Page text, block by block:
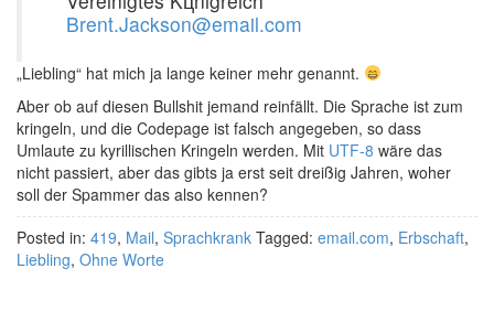
Brent.Jackson@email.com
„Liebling“ hat mich ja lange keiner mehr genannt.
Aber ob auf diesen Bullshit jemand reinfällt. Die Sprache ist zum
kringeln, und die Codepage ist falsch angegeben, so dass
Umlaute zu kyrillischen Kringeln werden. Mit UTF-8 wäre das
nicht passiert, aber das gibts ja erst seit dreißig Jahren, woher
soll der Spammer das also kennen?
Posted in: 419, Mail, Sprachkrank Tagged: email.com, Erbschaft,
Liebling, Ohne Worte